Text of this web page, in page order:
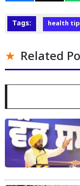
Tags: health
Related